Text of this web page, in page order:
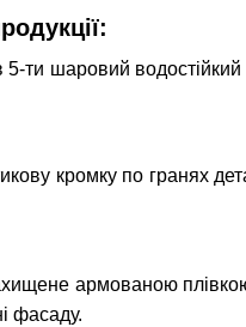
шаровий водостійкий
кромку по гранях
армованою
фасаду.